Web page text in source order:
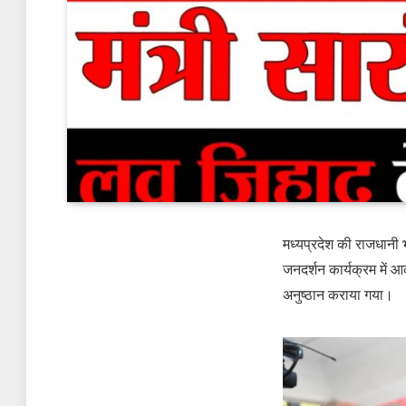
मध्यप्रदेश की राजधानी
जनदर्शन कार्यक्रम में
अनुष्ठान कराया गया।